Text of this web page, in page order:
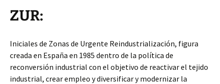
ZUR:
Iniciales de Zonas de Urgente Reindustrialización, figura
creada en España en 1985 dentro de la política de
reconversión industrial con el objetivo de reactivar el tejido
industrial, crear empleo y diversificar y modernizar la